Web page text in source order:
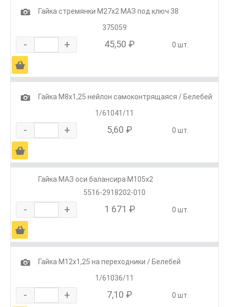
1
Гайка стремянки М27х2 МАЗ под ключ 38
375059
- + 45,50 ₽ 0 шт.
Ä
1
Гайка М8х1,25 нейлон самоконтрящаяся / Белебей
1/61041/11
- + 5,60 ₽ 0 шт.
Ä
Гайка МАЗ оси балансира М105х2
5516-2918202-010
- + 1 671 ₽ 0 шт.
Ä
1
Гайка М12х1,25 на переходники / Белебей
1/61036/11
- + 7,10 ₽ 0 шт.